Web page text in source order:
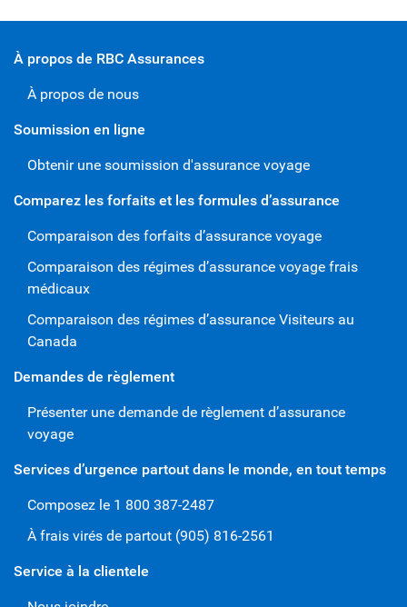
À propos de RBC Assurances
À propos de nous
Soumission en ligne
Obtenir une soumission d'assurance voyage
Comparez les forfaits et les formules d’assurance
Comparaison des forfaits d’assurance voyage
Comparaison des régimes d’assurance voyage frais
médicaux
Comparaison des régimes d’assurance Visiteurs au
Canada
Demandes de règlement
Présenter une demande de règlement d’assurance
voyage
Services d’urgence partout dans le monde, en tout temps
Composez le 1 800 387-2487
À frais virés de partout (905) 816-2561
Service à la clientele